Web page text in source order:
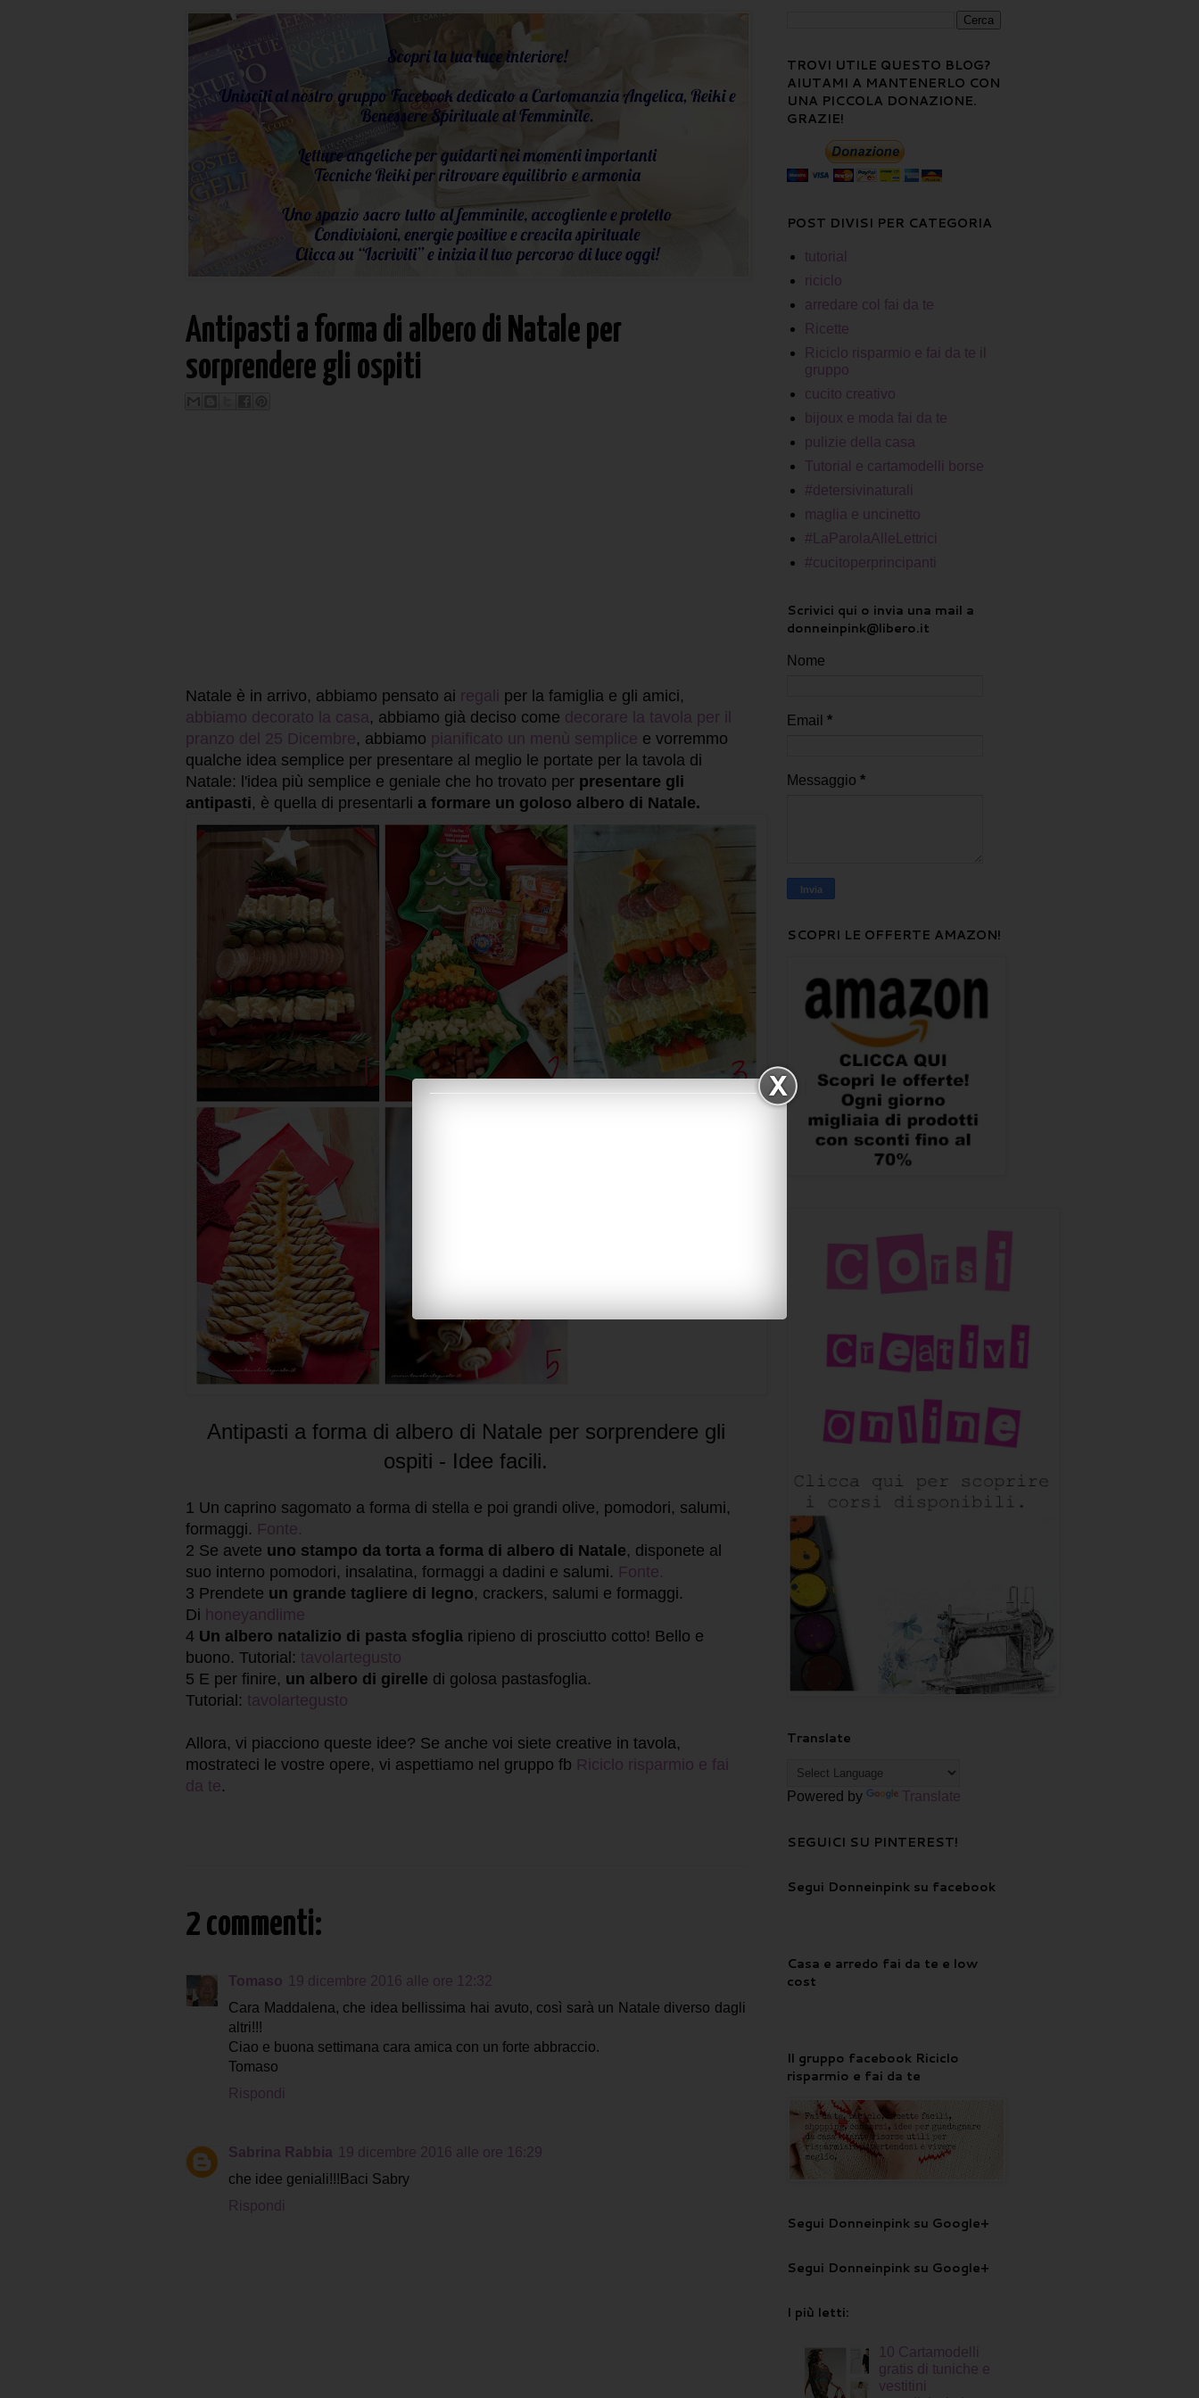
Antipasti a forma di albero di Natale per
sorprendere gli ospiti
Natale è in arrivo, abbiamo pensato ai regali
per la famiglia e gli amici,
abbiamo decorato la casa, abbiamo già deciso come decorare la tavola per il
pranzo del 25 Dicembre, abbiamo pianificato un menù semplice e vorremmo
qualche idea semplice per presentare al meglio le portate per la tavola di
Natale: l'idea più semplice e geniale che ho trovato per presentare gli
antipasti, è quella di presentarli a formare un goloso albero di Natale.
Antipasti a forma di albero di Natale per sorprendere gli
ospiti - Idee facili.
1 Un caprino sagomato a forma di stella e poi grandi olive, pomodori, salumi,
formaggi. Fonte.
2 Se avete uno stampo da torta a forma di albero di Natale, disponete al
suo interno pomodori, insalatina, formaggi a dadini e salumi. Fonte.
3 Prendete un grande tagliere di legno, crackers, salumi e formaggi.
Di honeyandlime
4 Un albero natalizio di pasta sfoglia ripieno di prosciutto cotto! Bello e
buono. Tutorial: tavolartegusto
5 E per finire, un albero di girelle di golosa pastasfoglia.
Tutorial: tavolartegusto
Allora, vi piacciono queste idee? Se anche voi siete creative in tavola,
mostrateci le vostre opere, vi aspettiamo nel gruppo fb Riciclo risparmio e fai
da te.
2 commenti:
Tomaso 19 dicembre 2016 alle ore 12:32
Cara Maddalena, che idea bellissima hai avuto, così sarà un Natale diverso dagli
altri!!!
Ciao e buona settimana cara amica con un forte abbraccio.
Tomaso
Rispondi
Sabrina Rabbia 19 dicembre 2016 alle ore 16:29
che idee geniali!!!Baci Sabry
Rispondi
TROVI UTILE QUESTO BLOG?
AIUTAMI A MANTENERLO CON
UNA PICCOLA DONAZIONE.
GRAZIE!
POST DIVISI PER CATEGORIA
tutorial
riciclo
arredare col fai da te
Ricette
Riciclo risparmio e fai da te il
gruppo
cucito creativo
bijoux e moda fai da te
pulizie della casa
Tutorial e cartamodelli borse
#detersivinaturali
maglia e uncinetto
#LaParolaAlleLettrici
#cucitoperprincipanti
Scrivici qui o invia una mail a
donneinpink@libero.it
Nome
Email *
Messaggio *
SCOPRI LE OFFERTE AMAZON!
Translate
Powered by Translate
SEGUICI SU PINTEREST!
Segui Donneinpink su facebook
Casa e arredo fai da te e low
cost
Il gruppo facebook Riciclo
risparmio e fai da te
Segui Donneinpink su Google+
Segui Donneinpink su Google+
I più letti:
10 Cartamodelli
gratis di tuniche e
vestitini